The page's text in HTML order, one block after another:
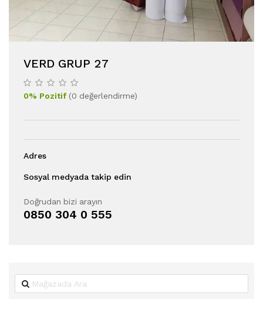
VERD GRUP 27
0% Pozitif(0 değerlendirme)
Adres
Sosyal medyada takip edin
Doğrudan bizi arayın
0850 304 0 555